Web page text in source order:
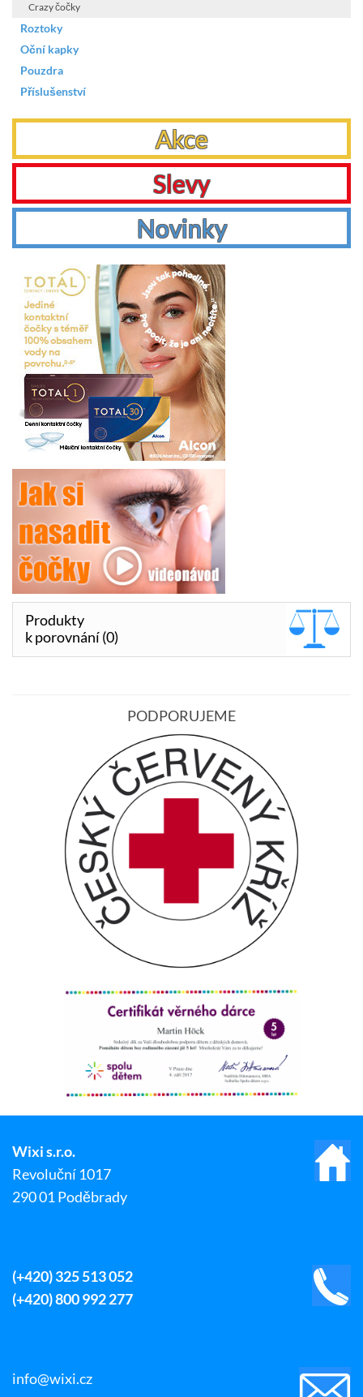
Crazy čočky
Roztoky
Oční kapky
Pouzdra
Příslušenství
Akce
Slevy
Novinky
Produkty
k porovnání (0)
PODPORUJEME
Wixi s.r.o.
Revoluční 1017
290 01 Poděbrady
(+420) 325 513 052
(+420) 800 992 277
info@wixi.cz